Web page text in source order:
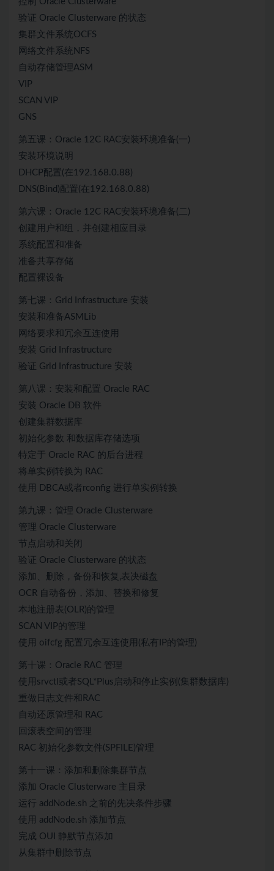
验证 Oracle Clusterware 的状态
集群文件系统OCFS
网络文件系统NFS
自动存储管理ASM
VIP
SCAN VIP
GNS
第五课：Oracle 12C RAC安装环境准备(一)
安装环境说明
DHCP配置(在192.168.0.88)
DNS(Bind)配置(在192.168.0.88)
第六课：Oracle 12C RAC安装环境准备(二)
创建用户和组，并创建相应目录
系统配置和准备
准备共享存储
配置裸设备
第七课：Grid Infrastructure 安装
安装和准备ASMLib
网络要求和冗余互连使用
安装 Grid Infrastructure
验证 Grid Infrastructure 安装
第八课：安装和配置 Oracle RAC
安装 Oracle DB 软件
创建集群数据库
初始化参数 和数据库存储选项
特定于 Oracle RAC 的后台进程
将单实例转换为 RAC
使用 DBCA或者rconfig 进行单实例转换
第九课：管理 Oracle Clusterware
管理 Oracle Clusterware
节点启动和关闭
验证 Oracle Clusterware 的状态
添加、删除，备份和恢复,表决磁盘
OCR 自动备份，添加、替换和修复
本地注册表(OLR)的管理
SCAN VIP的管理
使用 oifcfg 配置冗余互连使用(私有IP的管理)
第十课：Oracle RAC 管理
使用srvctl或者SQL*Plus启动和停止实例(集群数据库)
重做日志文件和RAC
自动还原管理和 RAC
回滚表空间的管理
RAC 初始化参数文件(SPFILE)管理
第十一课：添加和删除集群节点
添加 Oracle Clusterware 主目录
运行 addNode.sh 之前的先决条件步骤
使用 addNode.sh 添加节点
完成 OUI 静默节点添加
从集群中删除节点